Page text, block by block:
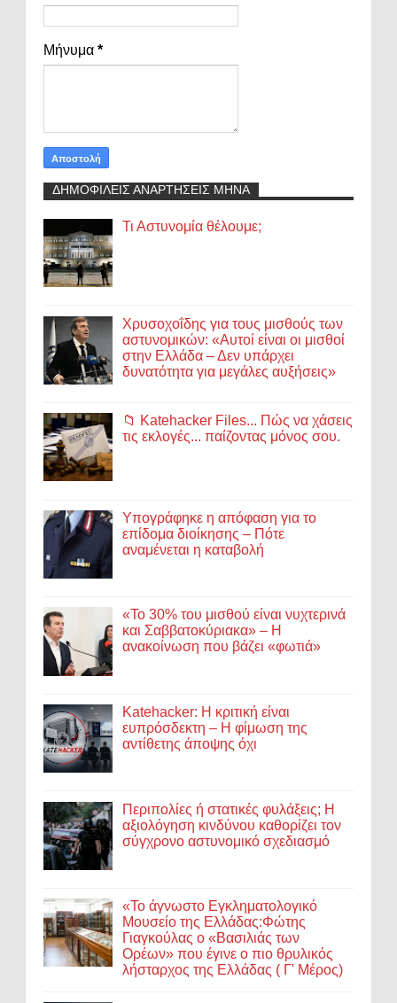
Μήνυμα *
ΔΗΜΟΦΙΛΕΙΣ ΑΝΑΡΤΗΣΕΙΣ ΜΗΝΑ
Τι Αστυνομία θέλουμε;
Χρυσοχοΐδης για τους μισθούς των
αστυνομικών: «Αυτοί είναι οι μισθοί
στην Ελλάδα – Δεν υπάρχει
δυνατότητα για μεγάλες αυξήσεις»
📁 Katehacker Files... Πώς να χάσεις
τις εκλογές... παίζοντας μόνος σου.
Υπογράφηκε η απόφαση για το
επίδομα διοίκησης – Πότε
αναμένεται η καταβολή
«Το 30% του μισθού είναι νυχτερινά
και Σαββατοκύριακα» – Η
ανακοίνωση που βάζει «φωτιά»
Katehacker: Η κριτική είναι
ευπρόσδεκτη – Η φίμωση της
αντίθετης άποψης όχι
Περιπολίες ή στατικές φυλάξεις; Η
αξιολόγηση κινδύνου καθορίζει τον
σύγχρονο αστυνομικό σχεδιασμό
«Το άγνωστο Εγκληματολογικό
Μουσείο της Ελλάδας:Φώτης
Γιαγκούλας ο «Βασιλιάς των
Ορέων» που έγινε ο πιο θρυλικός
λήσταρχος της Ελλάδας ( Γ' Μέρος)